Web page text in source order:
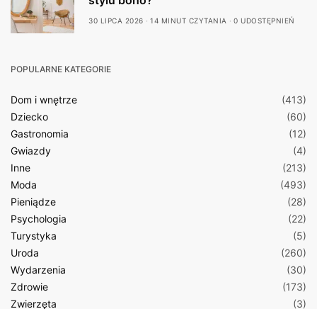
30 LIPCA 2026 14 MINUT CZYTANIA 0 UDOSTĘPNIEŃ
POPULARNE KATEGORIE
Dom i wnętrze
(413)
Dziecko
(60)
Gastronomia
(12)
Gwiazdy
(4)
Inne
(213)
Moda
(493)
Pieniądze
(28)
Psychologia
(22)
Turystyka
(5)
Uroda
(260)
Wydarzenia
(30)
Zdrowie
(173)
Zwierzęta
(3)